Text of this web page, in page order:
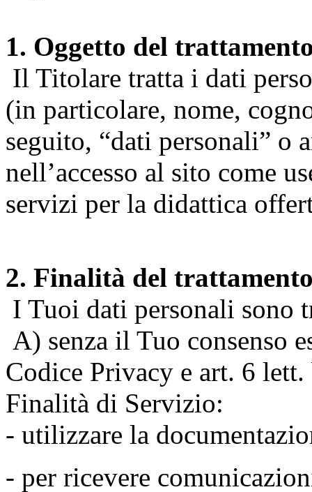
1. Oggetto del
Il Titolare tratta i dati
(in particolare, nome,
seguito, “dati personali” o
nell’accesso al sito come
servizi per la didattica
2. Finalità del
I Tuoi dati personali sono
A) senza il Tuo consenso
Codice Privacy e art. 6
Finalità di Servizio:
- utilizzare la
- per ricevere